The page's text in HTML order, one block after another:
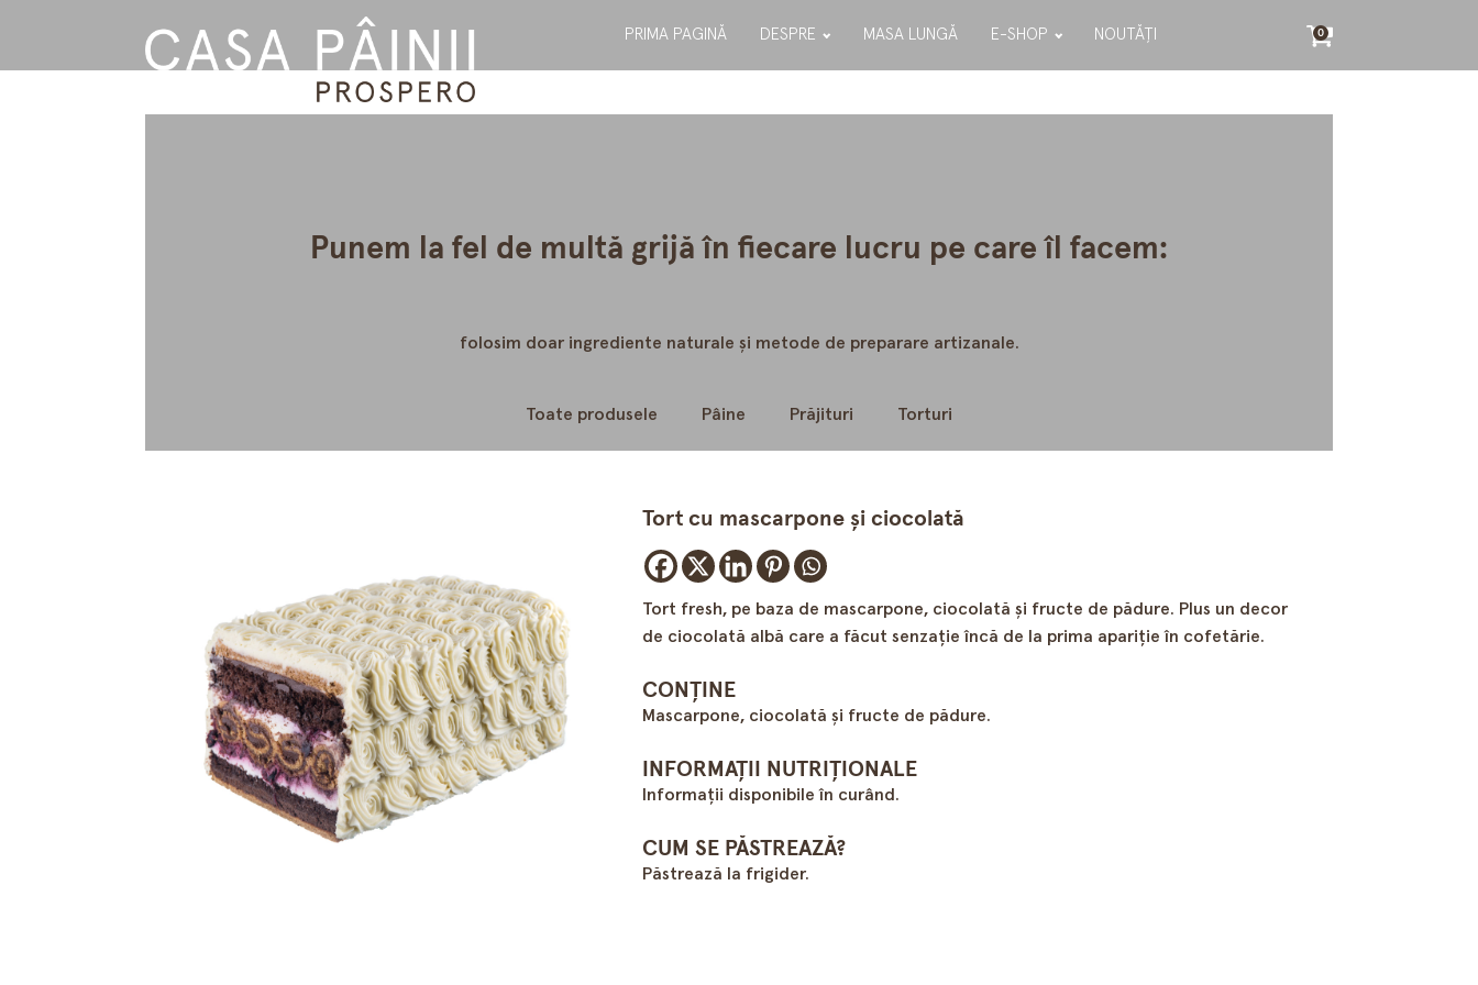
PRIMA PAGINĂ DESPRE MASA LUNGĂ E-SHOP NOUTĂȚI 0
Punem la fel de multă grijă în fiecare lucru pe care îl facem:
folosim doar ingrediente naturale și metode de preparare artizanale.
Toate produsele Pâine Prăjituri Torturi
Tort cu mascarpone şi ciocolată
Tort fresh, pe baza de mascarpone, ciocolată şi fructe de pădure. Plus un decor
de ciocolată albă care a făcut senzaţie încă de la prima apariţie în cofetărie.
CONȚINE
Mascarpone, ciocolată şi fructe de pădure.
INFORMAȚII NUTRIȚIONALE
Informații disponibile în curând.
CUM SE PĂSTREAZĂ?
Păstrează la frigider.